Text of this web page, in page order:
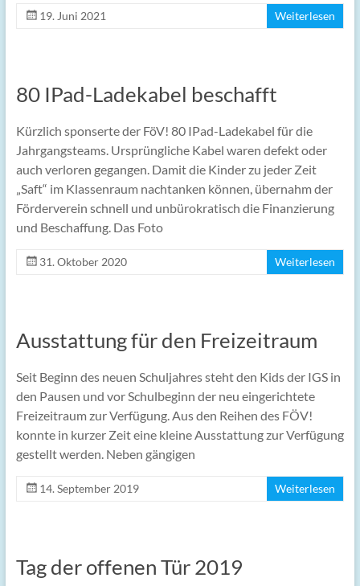
19. Juni 2021 Weiterlesen
80 IPad-Ladekabel beschafft
Kürzlich sponserte der FöV! 80 IPad-Ladekabel für die
Jahrgangsteams. Ursprüngliche Kabel waren defekt oder
auch verloren gegangen. Damit die Kinder zu jeder Zeit
„Saft“ im Klassenraum nachtanken können, übernahm der
Förderverein schnell und unbürokratisch die Finanzierung
und Beschaffung. Das Foto
31. Oktober 2020 Weiterlesen
Ausstattung für den Freizeitraum
Seit Beginn des neuen Schuljahres steht den Kids der IGS in
den Pausen und vor Schulbeginn der neu eingerichtete
Freizeitraum zur Verfügung. Aus den Reihen des FÖV!
konnte in kurzer Zeit eine kleine Ausstattung zur Verfügung
gestellt werden. Neben gängigen
14. September 2019 Weiterlesen
Tag der offenen Tür 2019